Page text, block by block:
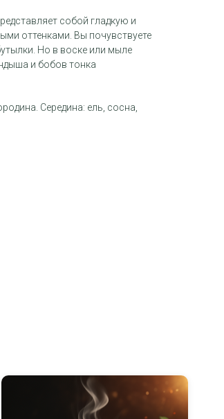
собой гладкую и
оттенками. Вы почувствуете
Но в воске или мыле
и бобов тонка
Середина: ель, сосна,